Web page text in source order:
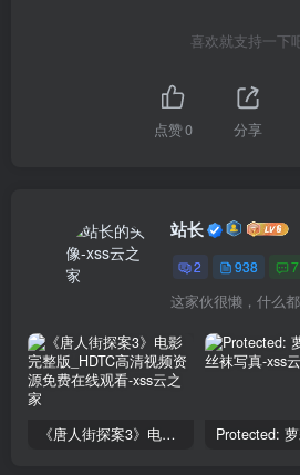
喜欢就支持一下
点赞0 分享
站长
2 938 7
这家伙很懒，什么
《唐人街探案3》电影完整版_HDTC高清视频资源免费在线观看